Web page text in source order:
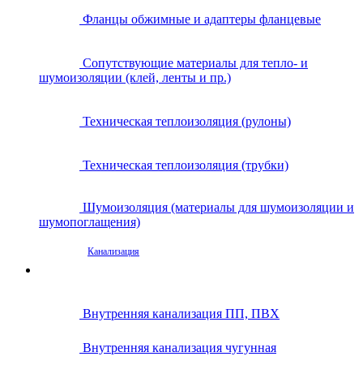
Фланцы обжимные и адаптеры фланцевые
Сопутствующие материалы для тепло- и
шумоизоляции (клей, ленты и пр.)
Техническая теплоизоляция (рулоны)
Техническая теплоизоляция (трубки)
Шумоизоляция (материалы для шумоизоляции и
шумопоглащения)
Канализация
Внутренняя канализация ПП, ПВХ
Внутренняя канализация чугунная